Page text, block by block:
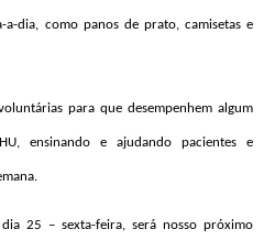
a-dia, como panos de prato, camisetas e
para que desempenhem algum
ensinando e ajudando pacientes e
25 – sexta-feira, será nosso próximo